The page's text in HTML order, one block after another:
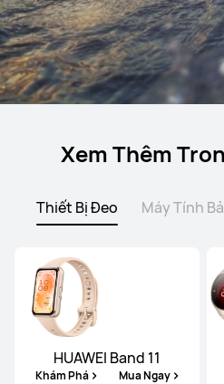
Xem Thêm
Thiết Bị Đeo Máy Tính
HUAWEI Band 11
Khám Phá Mua Ngay